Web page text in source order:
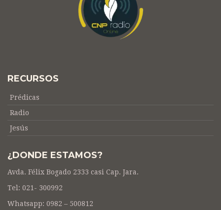
RECURSOS
Prédicas
Radio
Jesús
¿DONDE ESTAMOS?
Avda. Félix Bogado 2333 casi Cap. Jara.
Tel: 021- 300992
Whatsapp: 0982 – 500812